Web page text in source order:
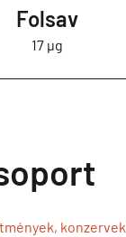
Folsav
17 µg
konzervek